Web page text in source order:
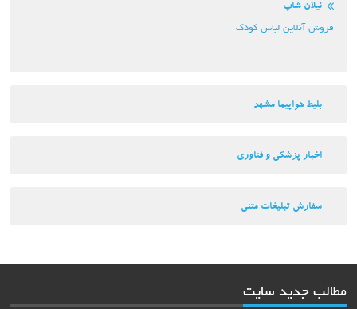
نیلان شاپ
فروش آنلاین لباس کودک
بلیط هواپیما مشهد
اخبار پزشکی و فناوری
سفارش تبلیغات متنی
مطالب جدید سایت